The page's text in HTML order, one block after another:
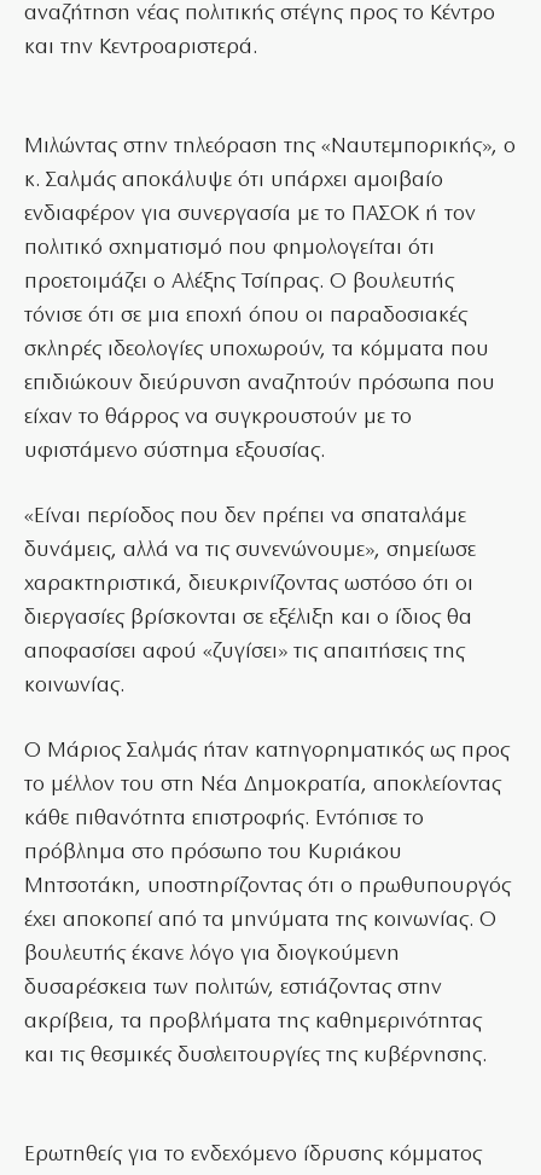
αναζήτηση νέας πολιτικής στέγης προς το Κέντρο
και την Κεντροαριστερά.
Μιλώντας στην τηλεόραση της «Ναυτεμπορικής», ο
κ. Σαλμάς αποκάλυψε ότι υπάρχει αμοιβαίο
ενδιαφέρον για συνεργασία με το ΠΑΣΟΚ ή τον
πολιτικό σχηματισμό που φημολογείται ότι
προετοιμάζει ο Αλέξης Τσίπρας. Ο βουλευτής
τόνισε ότι σε μια εποχή όπου οι παραδοσιακές
σκληρές ιδεολογίες υποχωρούν, τα κόμματα που
επιδιώκουν διεύρυνση αναζητούν πρόσωπα που
είχαν το θάρρος να συγκρουστούν με το
υφιστάμενο σύστημα εξουσίας.
«Είναι περίοδος που δεν πρέπει να σπαταλάμε
δυνάμεις, αλλά να τις συνενώνουμε», σημείωσε
χαρακτηριστικά, διευκρινίζοντας ωστόσο ότι οι
διεργασίες βρίσκονται σε εξέλιξη και ο ίδιος θα
αποφασίσει αφού «ζυγίσει» τις απαιτήσεις της
κοινωνίας.
Ο Μάριος Σαλμάς ήταν κατηγορηματικός ως προς
το μέλλον του στη Νέα Δημοκρατία, αποκλείοντας
κάθε πιθανότητα επιστροφής. Εντόπισε το
πρόβλημα στο πρόσωπο του Κυριάκου
Μητσοτάκη, υποστηρίζοντας ότι ο πρωθυπουργός
έχει αποκοπεί από τα μηνύματα της κοινωνίας. Ο
βουλευτής έκανε λόγο για διογκούμενη
δυσαρέσκεια των πολιτών, εστιάζοντας στην
ακρίβεια, τα προβλήματα της καθημερινότητας
και τις θεσμικές δυσλειτουργίες της κυβέρνησης.
Ερωτηθείς για το ενδεχόμενο ίδρυσης κόμματος